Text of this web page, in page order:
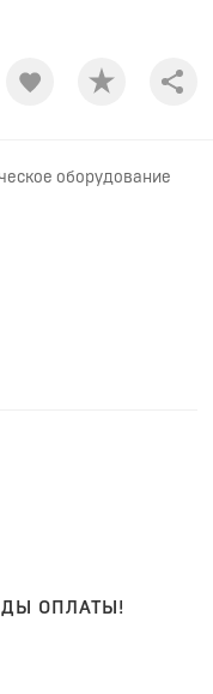
оборудование
ОПЛАТЫ!